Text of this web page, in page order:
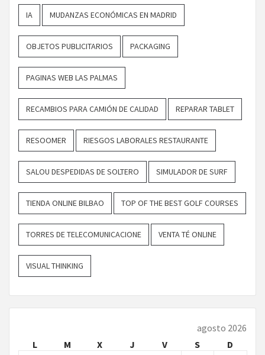
IA MUDANZAS ECONÓMICAS EN MADRID
OBJETOS PUBLICITARIOS PACKAGING
PAGINAS WEB LAS PALMAS
RECAMBIOS PARA CAMIÓN DE CALIDAD REPARAR TABLET
RESOOMER RIESGOS LABORALES RESTAURANTE
SALOU DESPEDIDAS DE SOLTERO SIMULADOR DE SURF
TIENDA ONLINE BILBAO TOP OF THE BEST GOLF COURSES
TORRES DE TELECOMUNICACIONE VENTA TÉ ONLINE
VISUAL THINKING
agosto 2026
L
M X J V S
D